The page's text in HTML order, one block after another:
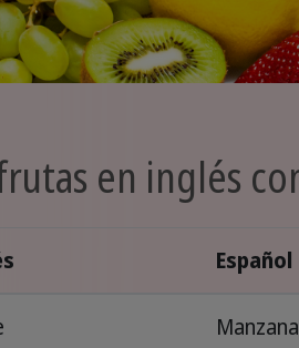
en inglés
Español
Manzana